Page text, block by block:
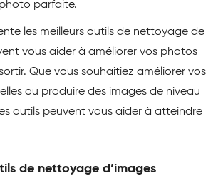
parfaite.
les meilleurs outils de nettoyage de
vous aider à améliorer vos photos
Que vous souhaitiez améliorer vos
ou produire des images de niveau
outils peuvent vous aider à atteindre
de nettoyage d’images